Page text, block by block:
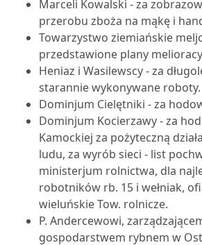
Marceli Kowalski - za
przerobu zboża na mąkę i
Towarzystwo ziemiańskie
przedstawione plany
Heniaz i Wasilewscy - za
starannie wykonywane roboty.
Dominjum Cielętniki - za
Dominjum Kocierzawy - za
Kamockiej za pożyteczną
ludu, za wyrób sieci - list
ministerjum rolnictwa, dla
robotników rb. 15 i wełniak,
wieluńskie Tow. rolnicze.
P. Andercewowi,
gospodarstwem rybnem w